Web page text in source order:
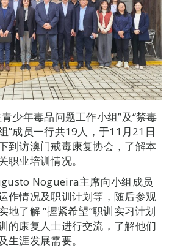
少年毒品问题工作小组”及“禁毒
”成员一行共19人，于11月21日
到访澳门戒毒康复协会，了解本
职业培训情况。
Nogueira主席向小组成员
作情况及职训计划等，随后参观
地了解 “握紧希望”职训实习计划
的康复人士进行交流，了解他们
生涯发展需要。